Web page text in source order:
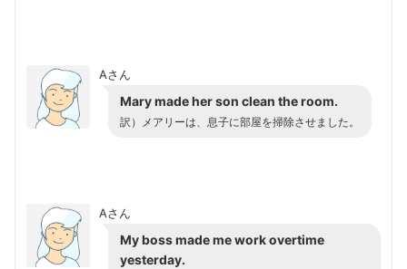
Aさん
Mary made her son clean the room.
訳）メアリーは、息子に部屋を掃除させました。
Aさん
My boss made me work overtime
yesterday.